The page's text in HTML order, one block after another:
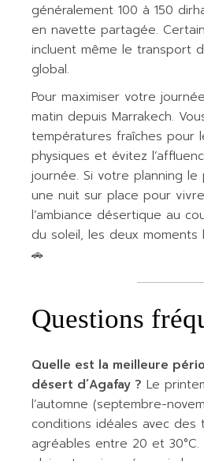
généralement 100 à 150
en navette partagée.
incluent même le transport
global.
Pour maximiser votre
matin depuis Marrakech.
températures fraîches pour
physiques et évitez
journée. Si votre planning
une nuit sur place pour
l’ambiance désertique au
du soleil, les deux moments
🚗
Questions
Quelle est la meilleure
désert d’Agafay ? Le
l’automne (septembre-
conditions idéales avec des
agréables entre 20 et 30°C.